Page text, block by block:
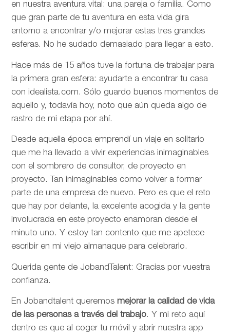
en nuestra aventura vital: una pareja o familia. Como
que gran parte de tu aventura en esta vida gira
entorno a encontrar y/o mejorar estas tres grandes
esferas. No he sudado demasiado para llegar a esto.
Hace más de 15 años tuve la fortuna de trabajar para
la primera gran esfera: ayudarte a encontrar tu casa
con idealista.com. Sólo guardo buenos momentos de
aquello y, todavía hoy, noto que aún queda algo de
rastro de mi etapa por ahí.
Desde aquella época emprendí un viaje en solitario
que me ha llevado a vivir experiencias inimaginables
con el sombrero de consultor, de proyecto en
proyecto. Tan inimaginables como volver a formar
parte de una empresa de nuevo. Pero es que el reto
que hay por delante, la excelente acogida y la gente
involucrada en este proyecto enamoran desde el
minuto uno. Y estoy tan contento que me apetece
escribir en mi viejo almanaque para celebrarlo.
Querida gente de JobandTalent: Gracias por vuestra
confianza.
En Jobandtalent queremos mejorar la calidad de vida
de las personas a través del trabajo. Y mi reto aquí
dentro es que al coger tu móvil y abrir nuestra app